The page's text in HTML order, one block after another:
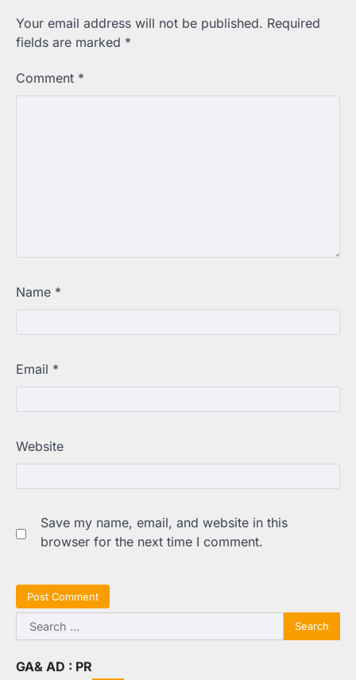
Your email address will not be published. Required
fields are marked *
Comment *
Name *
Email *
Website
Save my name, email, and website in this
browser for the next time I comment.
Search
for:
GA& AD : PR